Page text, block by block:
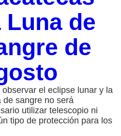
Luna de
de
observar el eclipse lunar y la
de sangre no será
utilizar telescopio ni
tipo de protección para los